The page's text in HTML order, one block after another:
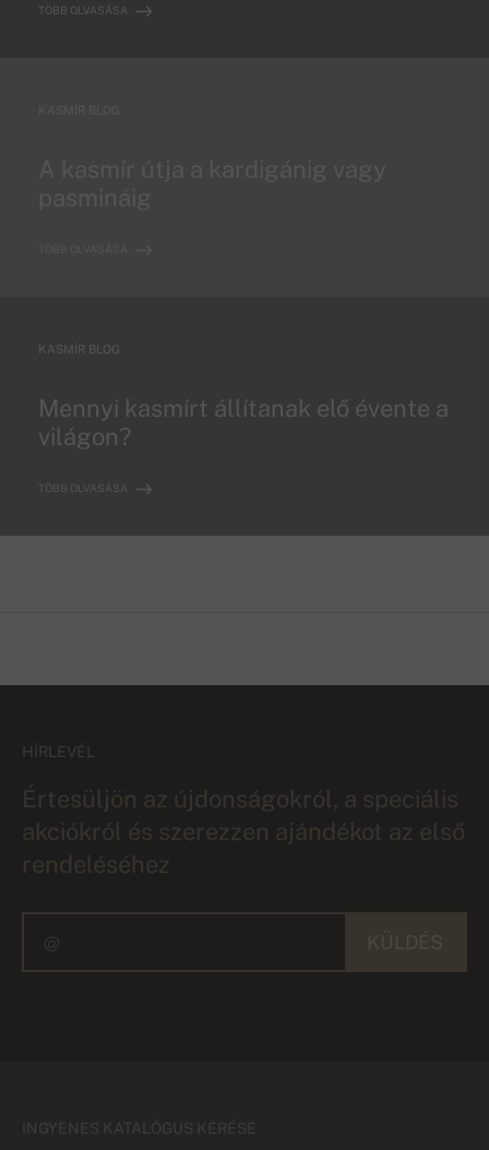
TÖBB OLVASÁSA
KASMÍR BLOG
Mennyi kasmírt állítanak elő évente a
világon?
TÖBB OLVASÁSA
HÍRLEVÉL
Értesüljön az újdonságokról, a speciális
akciókról és szerezzen ajándékot az első
rendeléséhez
INGYENES KATALÓGUS KÉRÉSE